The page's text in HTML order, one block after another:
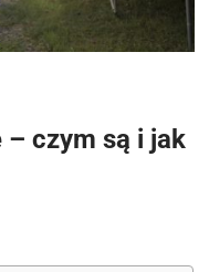
czym są i jak